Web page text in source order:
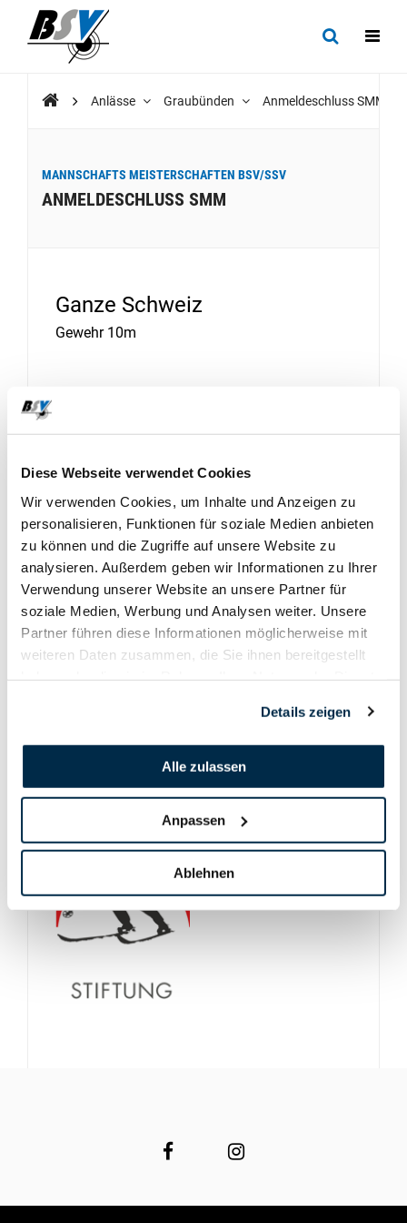
Diese Webseite verwendet Cookies
Wir verwenden Cookies, um Inhalte und Anzeigen zu
personalisieren, Funktionen für soziale Medien anbieten
zu können und die Zugriffe auf unsere Website zu
analysieren. Außerdem geben wir Informationen zu Ihrer
Verwendung unserer Website an unsere Partner für
soziale Medien, Werbung und Analysen weiter. Unsere
Partner führen diese Informationen möglicherweise mit
weiteren Daten zusammen, die Sie ihnen bereitgestellt
Details zeigen
Alle zulassen
Anpassen
Ablehnen
Anlässe Graubünden Anmeldeschluss SMM
MANNSCHAFTS MEISTERSCHAFTEN BSV/SSV
ANMELDESCHLUSS SMM
Ganze Schweiz
Gewehr 10m
2020